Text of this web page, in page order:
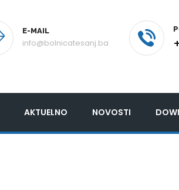
E-MAIL
info@bolnicatesanj.ba
AKTUELNO NOVOSTI